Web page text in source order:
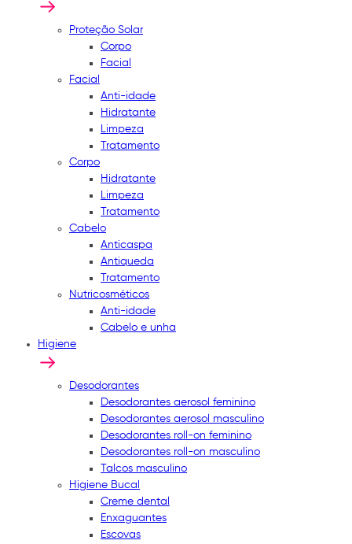
Proteção Solar
Corpo
Facial
Facial
Anti-idade
Hidratante
Limpeza
Tratamento
Corpo
Hidratante
Limpeza
Tratamento
Cabelo
Anticaspa
Antiqueda
Tratamento
Nutricosméticos
Anti-idade
Cabelo e unha
Higiene
Desodorantes
Desodorantes aerosol feminino
Desodorantes aerosol masculino
Desodorantes roll-on feminino
Desodorantes roll-on masculino
Talcos masculino
Higiene Bucal
Creme dental
Enxaguantes
Escovas